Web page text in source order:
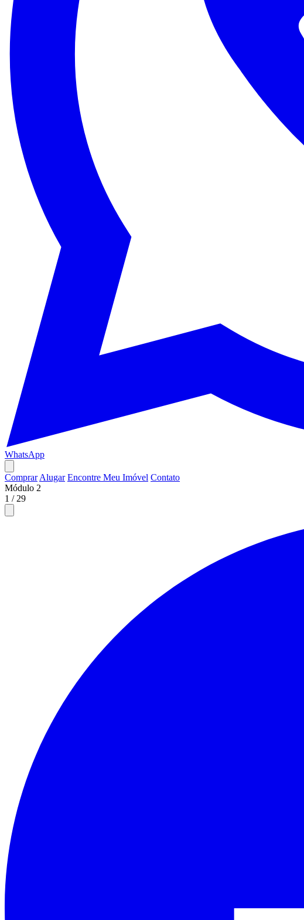
WhatsApp
Comprar Alugar Encontre Meu Imóvel Contato
Módulo 2
1 / 29